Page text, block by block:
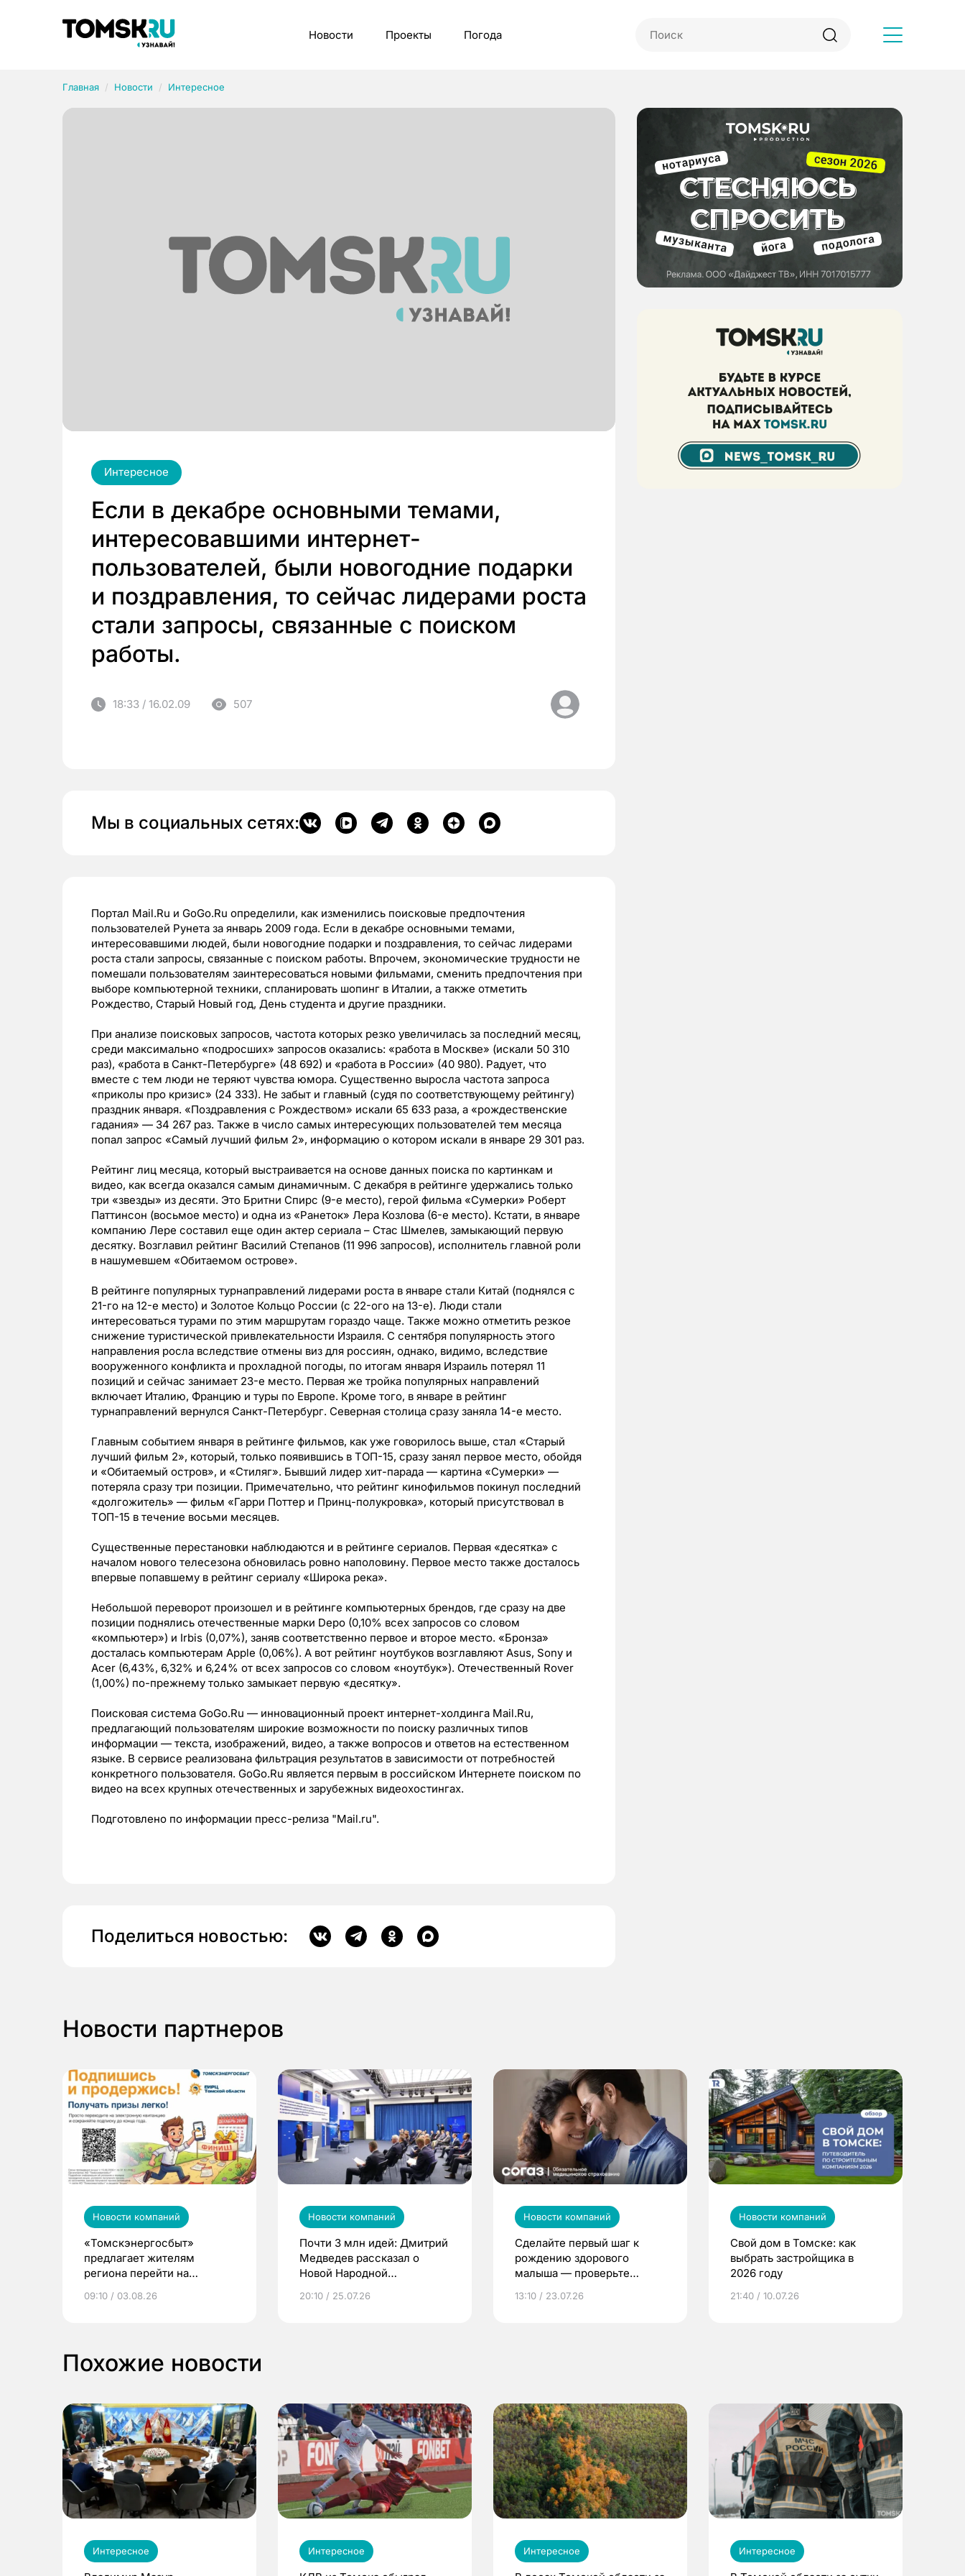
Новости Проекты Погода
Главная Новости Интересное
Интересное
Если в декабре основными темами,
интересовавшими интернет-
пользователей, были новогодние подарки
и поздравления, то сейчас лидерами роста
стали запросы, связанные с поиском
работы.
18:33 / 16.02.09 507
Мы в социальных сетях:
Портал Mail.Ru и GoGo.Ru определили, как изменились поисковые предпочтения
пользователей Рунета за январь 2009 года. Если в декабре основными темами,
интересовавшими людей, были новогодние подарки и поздравления, то сейчас лидерами
роста стали запросы, связанные с поиском работы. Впрочем, экономические трудности не
помешали пользователям заинтересоваться новыми фильмами, сменить предпочтения при
выборе компьютерной техники, спланировать шопинг в Италии, а также отметить
Рождество, Старый Новый год, День студента и другие праздники.
При анализе поисковых запросов, частота которых резко увеличилась за последний месяц,
среди максимально «подросших» запросов оказались: «работа в Москве» (искали 50 310
раз), «работа в Санкт-Петербурге» (48 692) и «работа в России» (40 980). Радует, что
вместе с тем люди не теряют чувства юмора. Существенно выросла частота запроса
«приколы про кризис» (24 333). Не забыт и главный (судя по соответствующему рейтингу)
праздник января. «Поздравления с Рождеством» искали 65 633 раза, а «рождественские
гадания» — 34 267 раз. Также в число самых интересующих пользователей тем месяца
попал запрос «Самый лучший фильм 2», информацию о котором искали в январе 29 301 раз.
Рейтинг лиц месяца, который выстраивается на основе данных поиска по картинкам и
видео, как всегда оказался самым динамичным. С декабря в рейтинге удержались только
три «звезды» из десяти. Это Бритни Спирс (9-е место), герой фильма «Сумерки» Роберт
Паттинсон (восьмое место) и одна из «Ранеток» Лера Козлова (6-е место). Кстати, в январе
компанию Лере составил еще один актер сериала – Стас Шмелев, замыкающий первую
десятку. Возглавил рейтинг Василий Степанов (11 996 запросов), исполнитель главной роли
в нашумевшем «Обитаемом острове».
В рейтинге популярных турнаправлений лидерами роста в январе стали Китай (поднялся с
21-го на 12-е место) и Золотое Кольцо России (с 22-ого на 13-е). Люди стали
интересоваться турами по этим маршрутам гораздо чаще. Также можно отметить резкое
снижение туристической привлекательности Израиля. С сентября популярность этого
направления росла вследствие отмены виз для россиян, однако, видимо, вследствие
вооруженного конфликта и прохладной погоды, по итогам января Израиль потерял 11
позиций и сейчас занимает 23-е место. Первая же тройка популярных направлений
включает Италию, Францию и туры по Европе. Кроме того, в январе в рейтинг
турнаправлений вернулся Санкт-Петербург. Северная столица сразу заняла 14-е место.
Главным событием января в рейтинге фильмов, как уже говорилось выше, стал «Старый
лучший фильм 2», который, только появившись в TОП-15, сразу занял первое место, обойдя
и «Обитаемый остров», и «Стиляг». Бывший лидер хит-парада — картина «Сумерки» —
потеряла сразу три позиции. Примечательно, что рейтинг кинофильмов покинул последний
«долгожитель» — фильм «Гарри Поттер и Принц-полукровка», который присутствовал в
TОП-15 в течение восьми месяцев.
Существенные перестановки наблюдаются и в рейтинге сериалов. Первая «десятка» с
началом нового телесезона обновилась ровно наполовину. Первое место также досталось
впервые попавшему в рейтинг сериалу «Широка река».
Небольшой переворот произошел и в рейтинге компьютерных брендов, где сразу на две
позиции поднялись отечественные марки Depo (0,10% всех запросов со словом
«компьютер») и Irbis (0,07%), заняв соответственно первое и второе место. «Бронза»
досталась компьютерам Apple (0,06%). А вот рейтинг ноутбуков возглавляют Asus, Sony и
Acer (6,43%, 6,32% и 6,24% от всех запросов со словом «ноутбук»). Отечественный Rover
(1,00%) по-прежнему только замыкает первую «десятку».
Поисковая система GoGo.Ru — инновационный проект интернет-холдинга Mail.Ru,
предлагающий пользователям широкие возможности по поиску различных типов
информации — текста, изображений, видео, а также вопросов и ответов на естественном
языке. В сервисе реализована фильтрация результатов в зависимости от потребностей
конкретного пользователя. GoGo.Ru является первым в российском Интернете поиском по
видео на всех крупных отечественных и зарубежных видеохостингах.
Подготовлено по информации пресс-релиза "Mail.ru".
Поделиться новостью:
Новости партнеров
Новости компаний
«Томскэнергосбыт»
предлагает жителям
региона перейти на
выиграть призы
09:10 / 03.08.26
Новости компаний
Почти 3 млн идей: Дмитрий
Медведев рассказал о
Новой Народной
20:10 / 25.07.26
Новости компаний
Сделайте первый шаг к
рождению здорового
малыша — проверьте
по ОМС!
13:10 / 23.07.26
Новости компаний
Свой дом в Томске: как
выбрать застройщика в
2026 году
21:40 / 10.07.26
Похожие новости
Интересное Интересное Интересное Интересное
Рубрики